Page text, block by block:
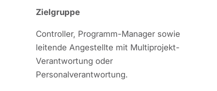
Zielgruppe
Controller, Programm-Manager sowie
leitende Angestellte mit Multiprojekt-
Verantwortung oder
Personalverantwortung.